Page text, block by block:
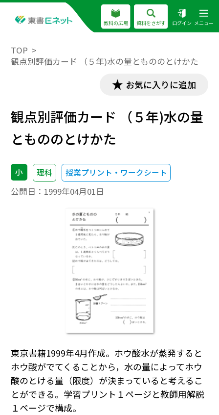
教科の広場 資料をさがす ログイン メニュー
TOP
観点別評価カード （５年)水の量ともののとけかた
お気に入りに追加
観点別評価カード （５年)水の量
ともののとけかた
小 理科 授業プリント・ワークシート
公開日： 1999年04月01日
東京書籍1999年4月作成。ホウ酸水が蒸発すると
ホウ酸がでてくることから，水の量によってホウ
酸のとける量（限度）が決まっていると考えるこ
とができる。学習プリント１ページと教師用解説
１ページで構成。